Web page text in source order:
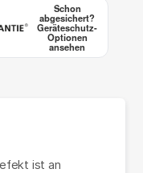
Schon
abgesichert?
Geräteschutz-
Optionen
ansehen
ist an